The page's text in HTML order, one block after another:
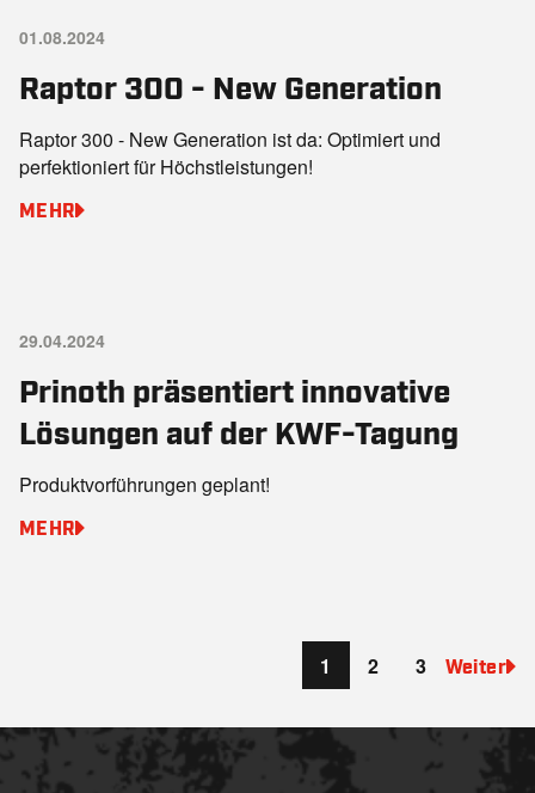
01.08.2024
Raptor 300 - New Generation
Raptor 300 - New Generation ist da: Optimiert und
perfektioniert für Höchstleistungen!
MEHR
29.04.2024
Prinoth präsentiert innovative
Lösungen auf der KWF-Tagung
Produktvorführungen geplant!
MEHR
1 2 3 Weiter